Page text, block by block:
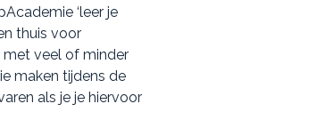
‘leer je
thuis voor
met veel of minder
maken tijdens de
als je je hiervoor